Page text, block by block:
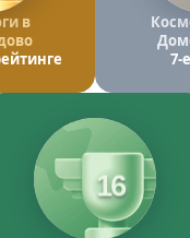
в
7-
16